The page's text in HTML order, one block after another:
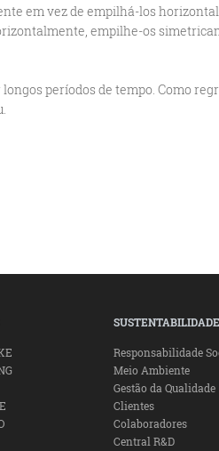
em vez de empilhá-los
empilhe-os
períodos de tempo. Como
SUSTENTABILIDADE
Responsabilidade
Meio Ambiente
Gestão da Qualidade
Clientes
Colaboradores
Central R&D